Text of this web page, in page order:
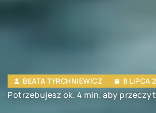
BEATA TYRCHNIEWICZ 8 LIPCA
Potrzebujesz ok. 4 min. aby